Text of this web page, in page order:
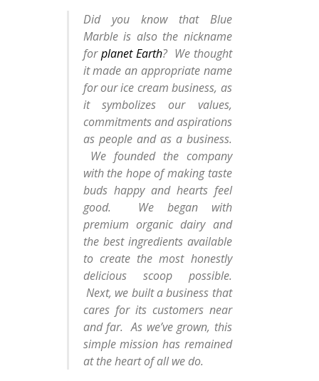
Did you know that Blue
Marble is also the nickname
forplanet Earth? We thought
it made an appropriate name
for our ice cream business, as
it symbolizes our values,
commitments and aspirations
as people and as a business.
We founded the company
with the hope of making taste
buds happy and hearts feel
good. We began with
premium organic dairy and
the best ingredients available
to create the most honestly
delicious scoop possible.
Next, we built a business that
cares for its customers near
and far. As we’ve grown, this
simple mission has remained
at the heart of all we do.